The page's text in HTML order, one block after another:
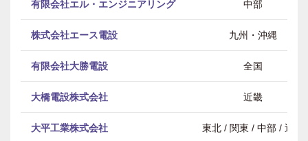
有限会社エル・エンジニアリング 中部
株式会社エース電設 九州・沖縄
有限会社大勝電設 全国
大橋電設株式会社 近畿
大平工業株式会社 東北 / 関東 / 中部 / 近畿